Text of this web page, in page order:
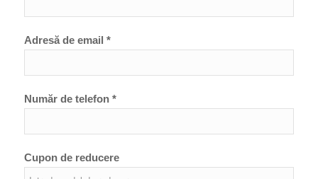
Adresă de email *
Număr de telefon *
Cupon de reducere